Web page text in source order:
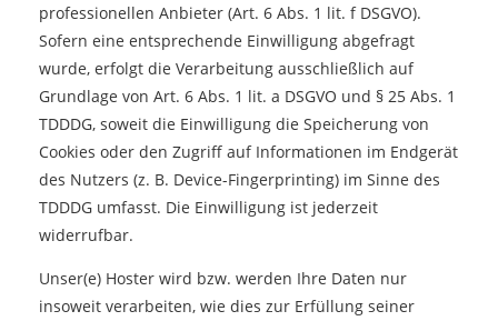
professionellen Anbieter (Art. 6 Abs. 1 lit. f DSGVO).
Sofern eine entsprechende Einwilligung abgefragt
wurde, erfolgt die Verarbeitung ausschließlich auf
Grundlage von Art. 6 Abs. 1 lit. a DSGVO und § 25 Abs. 1
TDDDG, soweit die Einwilligung die Speicherung von
Cookies oder den Zugriff auf Informationen im Endgerät
des Nutzers (z. B. Device-Fingerprinting) im Sinne des
TDDDG umfasst. Die Einwilligung ist jederzeit
widerrufbar.
Unser(e) Hoster wird bzw. werden Ihre Daten nur
insoweit verarbeiten, wie dies zur Erfüllung seiner